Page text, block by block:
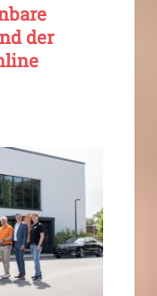
der